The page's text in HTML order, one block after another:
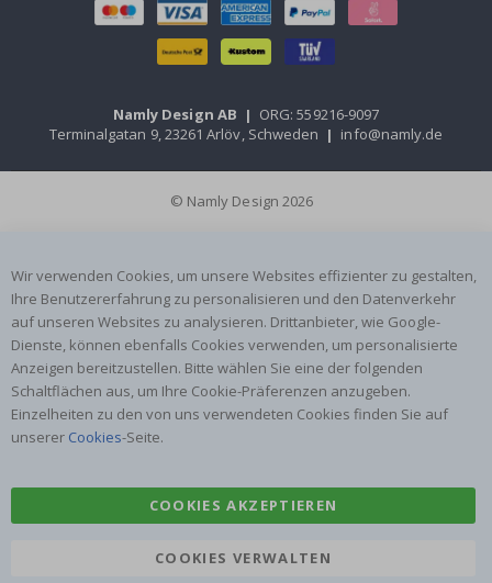
Namly Design AB | ORG: 559216-9097
Terminalgatan 9, 23261 Arlöv, Schweden | info@namly.de
© Namly Design 2026
Wir verwenden Cookies, um unsere Websites effizienter zu gestalten,
Ihre Benutzererfahrung zu personalisieren und den Datenverkehr
auf unseren Websites zu analysieren. Drittanbieter, wie Google-
Dienste, können ebenfalls Cookies verwenden, um personalisierte
Anzeigen bereitzustellen. Bitte wählen Sie eine der folgenden
Schaltflächen aus, um Ihre Cookie-Präferenzen anzugeben.
Einzelheiten zu den von uns verwendeten Cookies finden Sie auf
unserer Cookies-Seite.
COOKIES AKZEPTIEREN
COOKIES VERWALTEN